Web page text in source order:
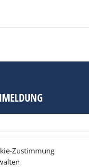
Zustimmung
Adresse ein.